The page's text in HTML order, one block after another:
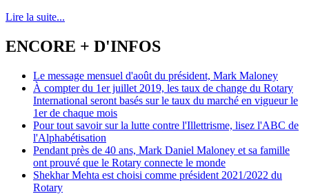
Lire la suite...
ENCORE + D'INFOS
Le message mensuel d'août du président, Mark Maloney
À compter du 1er juillet 2019, les taux de change du Rotary
International seront basés sur le taux du marché en vigueur le
1er de chaque mois
Pour tout savoir sur la lutte contre l'Illettrisme, lisez l'ABC de
l'Alphabétisation
Pendant près de 40 ans, Mark Daniel Maloney et sa famille
ont prouvé que le Rotary connecte le monde
Shekhar Mehta est choisi comme président 2021/2022 du
Rotary